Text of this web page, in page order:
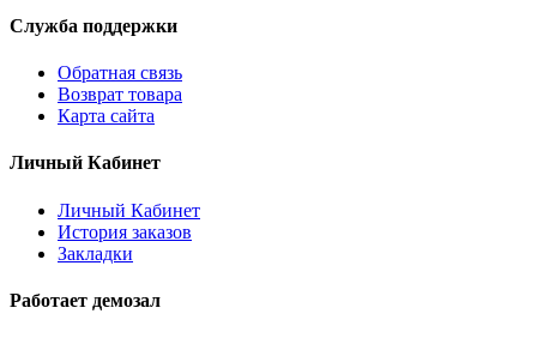
Служба поддержки
Обратная связь
Возврат товара
Карта сайта
Личный Кабинет
Личный Кабинет
История заказов
Закладки
Работает демозал